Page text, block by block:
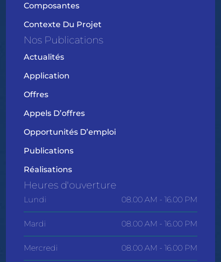
Composantes
Contexte Du Projet
Nos Publications
Actualités
Application
Offres
Appels D’offres
Opportunités D’emploi
Publications
Réalisations
Heures d'ouverture
Lundi 08.00 AM - 16.00 PM
Mardi 08.00 AM - 16.00 PM
Mercredi 08.00 AM - 16.00 PM